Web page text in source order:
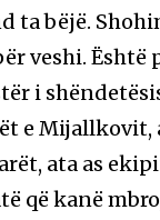
ta bëjë.
veshi. Është
i
e Mijallkovit,
ata as
që kanë